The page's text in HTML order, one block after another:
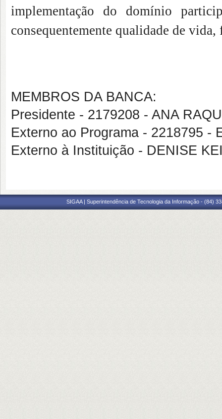
implementação do domínio
consequentemente qualidade de
MEMBROS DA BANCA:
Presidente - 2179208 - ANA
Externo ao Programa - 2218795 -
Externo à Instituição - DENISE
SIGAA | Superintendência de Tecnologia da Informação - (84)